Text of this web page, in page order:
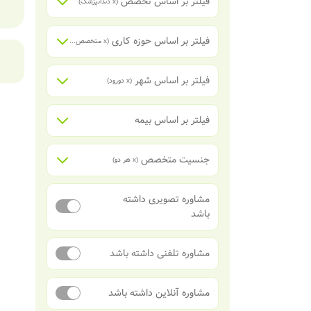
فیلتر بر اساس حوزه کاری (x متخصص درمان ریشه دندان (اندودنتیست)
فیلتر بر اساس شهر (x دورود)
فیلتر بر اساس بیمه
جنسیت متخصص (x هر دو)
مشاوره تصویری داشته
باشد
مشاوره تلفنی داشته باشد
مشاوره آنلاین داشته باشد